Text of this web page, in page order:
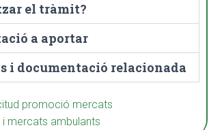
el tràmit?
a aportar
i documentació relacionada
promoció mercats
mercats ambulants